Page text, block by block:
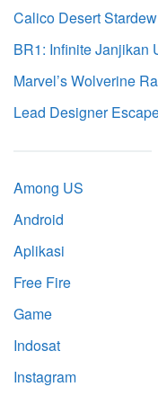
Calico Desert
BR1: Infinite Janjikan
Marvel’s Wolverine
Lead Designer
Among US
Android
Aplikasi
Free Fire
Game
Indosat
Instagram